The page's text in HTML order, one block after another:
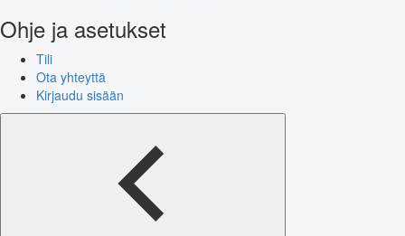
Ohje ja asetukset
Tili
Ota yhteyttä
Kirjaudu sisään